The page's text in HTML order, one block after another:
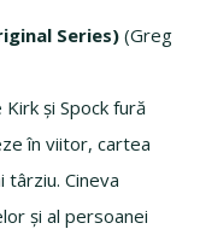
Series) (Greg
și Spock fură
în viitor, cartea
Cineva
și al persoanei